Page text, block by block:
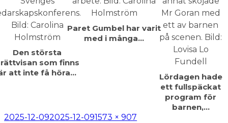
Den största
som finns
att inte få höra…
Paret Gumbel har varit
med i många…
Lördagen hade
ett fullspäckat
program för
barnen,…
Postat
2025-12-092025-12-09Full
1573 × 907